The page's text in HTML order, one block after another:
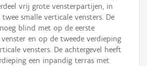
vrij grote vensterpartijen, in
smalle verticale vensters. De
blind met op de eerste
en op de tweede verdieping
vensters. De achtergevel heeft
een inpandig terras met